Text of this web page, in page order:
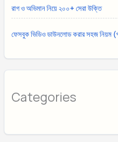
রাগ ও অভিমান নিয়ে ২০০+ সেরা উক্তি
ফেসবুক ভিডিও ডাউনলোড করার সহজ নিয়ম
Categories